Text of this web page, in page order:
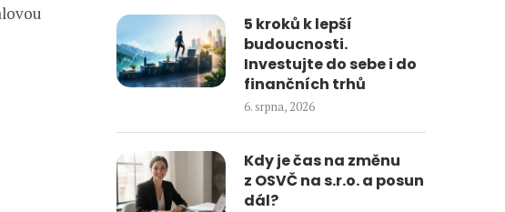
5 kroků k lepší
budoucnosti.
Investujte do sebe i do
finančních trhů
6. srpna, 2026
Kdy je čas na změnu
z OSVČ na s.r.o. a posun
dál?